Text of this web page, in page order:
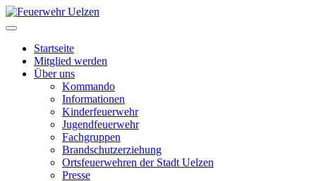
Startseite
Mitglied werden
Über uns
Kommando
Informationen
Kinderfeuerwehr
Jugendfeuerwehr
Fachgruppen
Brandschutzerziehung
Ortsfeuerwehren der Stadt Uelzen
Presse